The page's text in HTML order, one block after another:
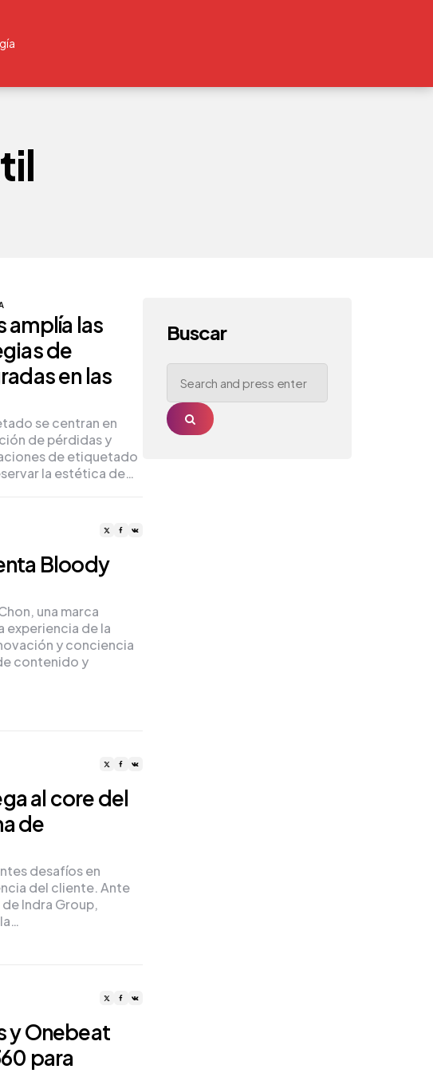
amplía las
de
en las
se centran en
de pérdidas y
de etiquetado
la estética de…
Bloody
una marca
experiencia de la
y conciencia
contenido y
al core del
de
desafíos en
del cliente. Ante
Indra Group,
y Onebeat
para
Buscar
Search
for:
Search